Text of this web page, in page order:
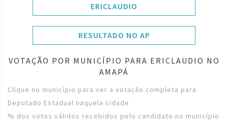
ERICLAUDIO
RESULTADO NO AP
VOTAÇÃO POR MUNICÍPIO PARA ERICLAUDIO NO
AMAPÁ
Clique no município para ver a votação completa para
Deputado Estadual naquela cidade
% dos votos válidos recebidos pelo candidato no município